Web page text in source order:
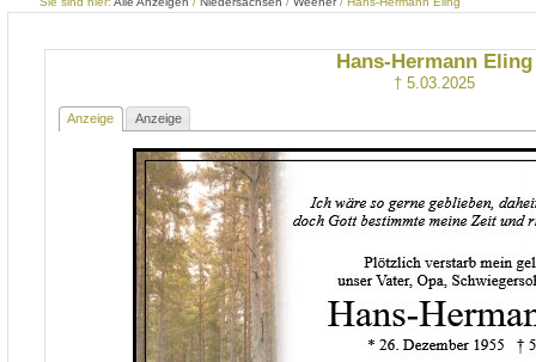
Hans-Hermann Eling
† 5.03.2025
Anzeige Anzeige